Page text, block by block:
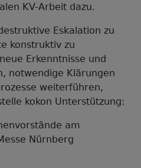
KV-Arbeit dazu.
Eskalation zu
konstruktiv zu
Erkenntnisse und
notwendige Klärungen
weiterführen,
kokon Unterstützung:
am
Nürnberg